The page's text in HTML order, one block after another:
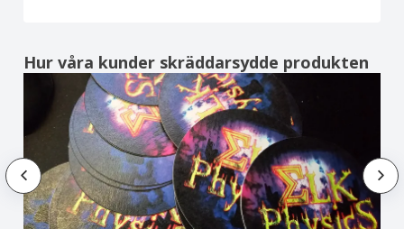
Hur våra kunder skräddarsydde produkten